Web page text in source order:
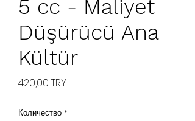
5 cc - Maliyet
Düşürücü Ana
Kültür
420,00 TRYЦена
Количество *